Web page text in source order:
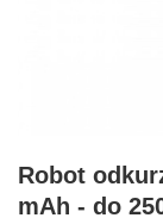
Robot
mAh - do